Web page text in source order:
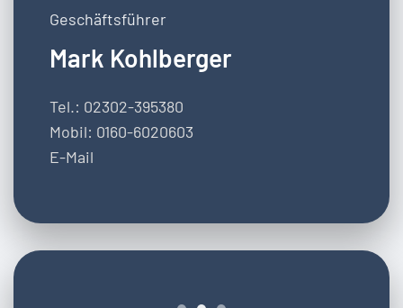
Geschäftsführer
Mark Kohlberger
Tel.: 02302-395380
Mobil: 0160-6020603
E-Mail